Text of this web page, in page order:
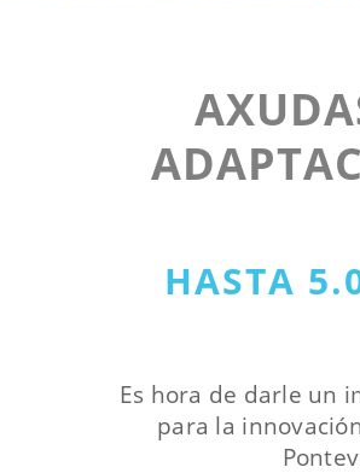
HASTA
Es hora de darle un
para la